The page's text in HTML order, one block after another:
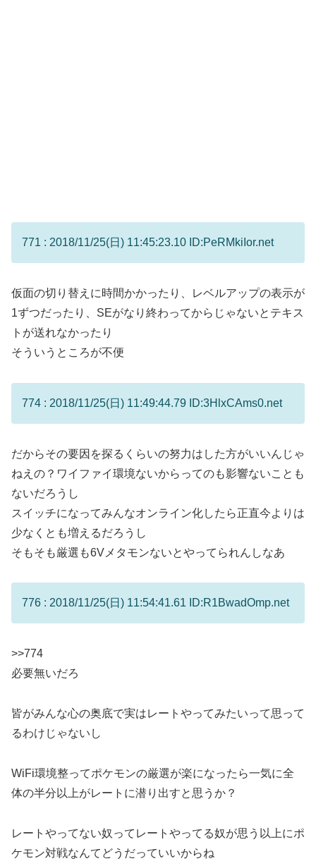
771 : 2018/11/25(日) 11:45:23.10 ID:PeRMkiIor.net
仮面の切り替えに時間かかったり、レベルアップの表示が
1ずつだったり、SEがなり終わってからじゃないとテキス
トが送れなかったり
そういうところが不便
774 : 2018/11/25(日) 11:49:44.79 ID:3HlxCAms0.net
だからその要因を探るくらいの努力はした方がいいんじゃ
ねえの？ワイファイ環境ないからってのも影響ないことも
ないだろうし
スイッチになってみんなオンライン化したら正直今よりは
少なくとも増えるだろうし
そもそも厳選も6Vメタモンないとやってられんしなあ
776 : 2018/11/25(日) 11:54:41.61 ID:R1BwadOmp.net
>>774
必要無いだろ
皆がみんな心の奥底で実はレートやってみたいって思って
るわけじゃないし
WiFi環境整ってポケモンの厳選が楽になったら一気に全
体の半分以上がレートに潜り出すと思うか？
レートやってない奴ってレートやってる奴が思う以上にポ
ケモン対戦なんてどうだっていいからね